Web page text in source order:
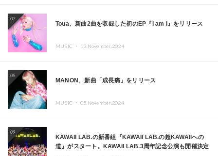
07
Toua、新曲2曲を収録した初のEP『I am I』をリリース
MUSIC ・ 13.November.2024
08
MANON、新曲「成長痛」をリリース
MUSIC ・ 05.November.2024
09
KAWAII LAB.の新番組『KAWAII LAB.の超KAWAIIへの
道』がスタート。KAWAII LAB.3周年記念公演も開催決定